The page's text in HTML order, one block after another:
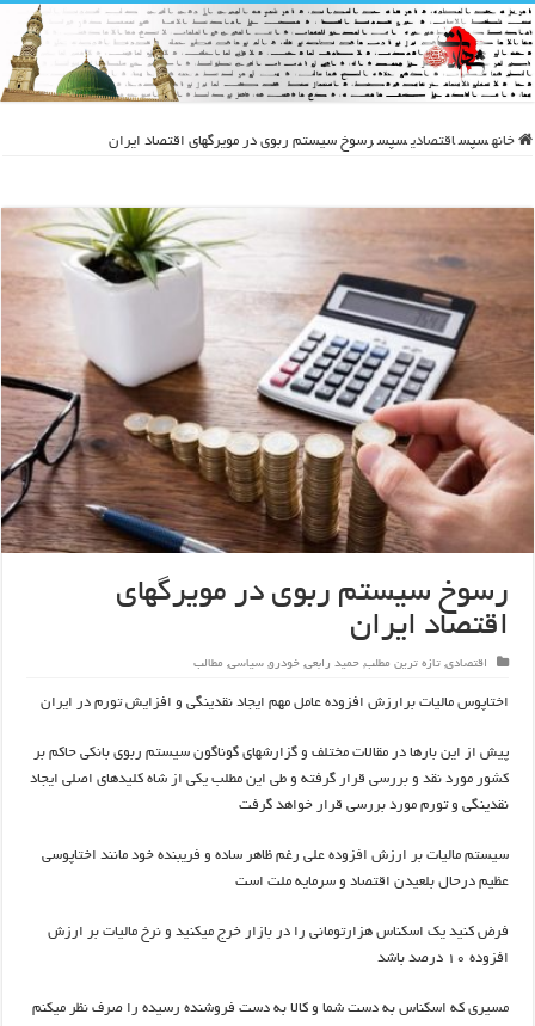
خانه سپس اقتصادی سپس رسوخ سیستم ربوی در مویرگهای اقتصاد ایران
رسوخ سیستم ربوی در مویرگهای
اقتصاد ایران
اقتصادی,تازه ترین مطلب,حمید رابعی,خودرو,سیاسی, مطالب
اختاپوس مالیات برارزش افزوده عامل مهم ایجاد نقدینگی و افزایش تورم در ایران
پیش از این بارها در مقالات مختلف و گزارشهای گوناگون سیستم ربوی بانکی حاکم بر
کشور مورد نقد و بررسی قرار گرفته و طی این مطلب یکی از شاه کلیدهای اصلی ایجاد
نقدینگی و تورم مورد بررسی قرار خواهد گرفت
سیستم مالیات بر ارزش افزوده علی رغم ظاهر ساده و فریبنده خود مانند اختاپوسی
عظیم درحال بلعیدن اقتصاد و سرمایه ملت است
فرض کنید یک اسکناس هزارتومانی را در بازار خرج میکنید و نرخ مالیات بر ارزش
افزوده ۱۰ درصد باشد
مسیری که اسکناس به دست شما و کالا به دست فروشنده رسیده را صرف نظر میکنم